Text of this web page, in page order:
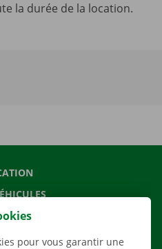
la durée de la location.
pour vous garantir une